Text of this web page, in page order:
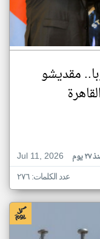
مقديشو
Jul 11, 2026
يوم
عدد الكلمات: ٢٧٦